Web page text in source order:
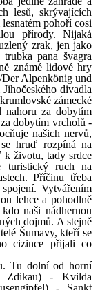
lesů, skrývajících
pohoří cosi
přírody. Nijaká
zrak, jen jako
pana švagra
známé lidové hry
Alpenkönig und
divadla
zámecké
nahoru za dobytím
dobytím vrcholů -
našich nervů,
hruď rozpíná na
k životu, tady srdce
turistický ruch na
Příčinu třeba
Vytvářením
lehce a pohodlně
naši nádhernou
dojmů. A stejně
Šumavy, kteří se
cizince přijali co
Tu dolní od horní
Zdikau) - Kvilda
- Sankt